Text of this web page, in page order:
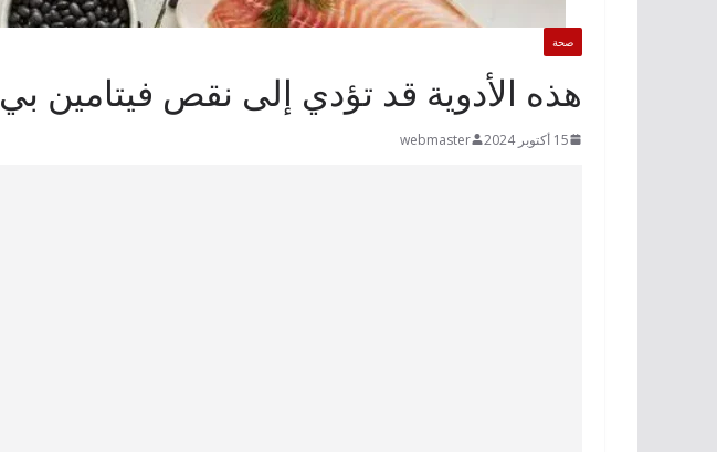
صحة
‫هذه الأدوية قد تؤدي إلى نقص فيتامين بي 12
15 أكتوبر 2024 webmaster